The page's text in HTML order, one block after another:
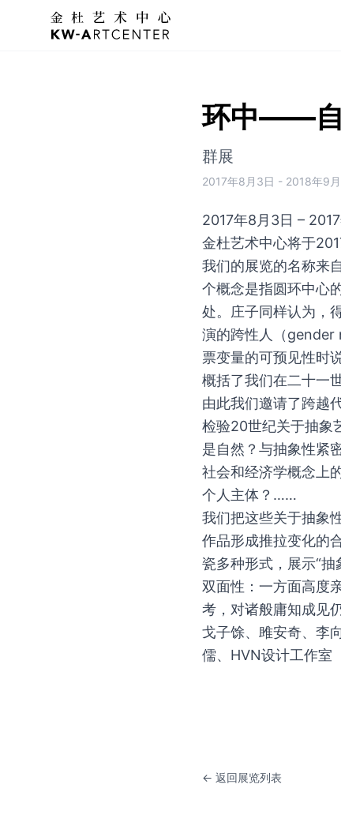
KWA金杜艺术中心
环中——自
群展
2017年8月3日 - 2018年9
2017年8月3日 –
金杜艺术中心将于
我们的展览的名称来
个概念是指圆环中心
处。庄子同样认为，
演的跨性人（gender
票变量的可预见性时
概括了我们在二十一
由此我们邀请了跨越
检验20世纪关于抽象
是自然？与抽象性紧
社会和经济学概念上
个人主体？……
我们把这些关于抽象
作品形成推拉变化的
瓷多种形式，展示“
双面性：一方面高度
考，对诸般庸知成见
戈子馀、雎安奇、李
儒、HVN设计工作室
← 返回展览列表